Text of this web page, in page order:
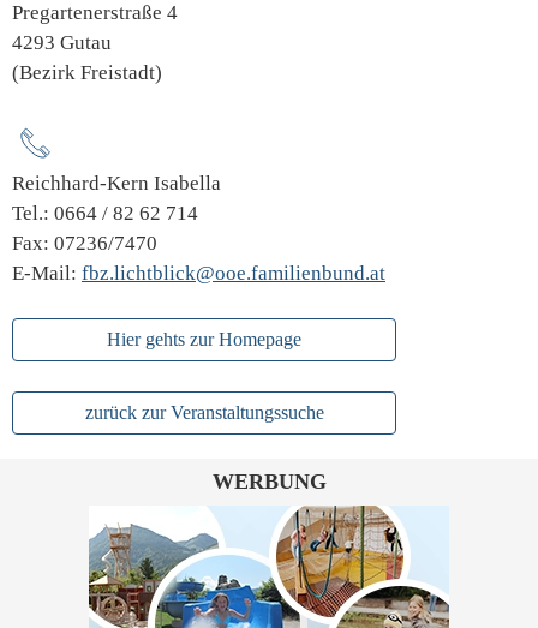
Pregartenerstraße 4
4293 Gutau
(Bezirk Freistadt)
Reichhard-Kern Isabella
Tel.: 0664 / 82 62 714
Fax: 07236/7470
E-Mail: fbz.lichtblick@ooe.familienbund.at
Hier gehts zur Homepage
zurück zur Veranstaltungssuche
WERBUNG